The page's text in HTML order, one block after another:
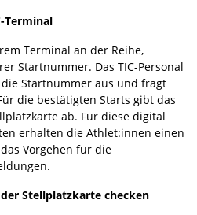
Terminal
Terminal an der Reihe,
Startnummer. Das TIC-Personal
Startnummer aus und fragt
die bestätigten Starts gibt das
ab. Für diese digital
erhalten die Athlet:innen einen
Vorgehen für die
Stellplatzkarte checken